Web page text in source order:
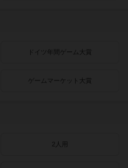
ドイツ年間ゲーム大賞
ゲームマーケット大賞
2人用